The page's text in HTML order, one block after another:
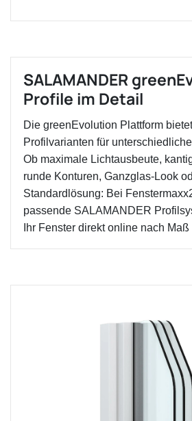
SALAMANDER
Profile im Detail
Die greenEvolution Plattform
Profilvarianten für
Ob maximale Lichtausbeute,
runde Konturen, Ganzglas-Look
Standardlösung: Bei
passende SALAMANDER
Ihr Fenster direkt online nach